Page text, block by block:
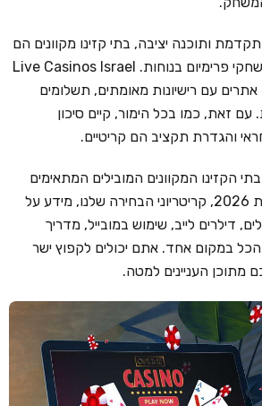
ותוכנה יציבה, בתי קזינו מקוונים הם
דרך מצוינת ליהנות ממשחקי פרימיום בנוחות. Live Casinos Israel
עם רישיונות מאומתים, תשלומים
עם זאת, כמו בכל הימור, קיים סיכון
והגדרת תקציב הם קריטיים.
בעמוד זה ריכזנו את 6 בתי הקזינו המקוונים המובילים המתאימים
לשחקנים ישראלים בשנת 2026, קריטריוני הבחירה שלנו, מידע על
דילרים לייב, שימוש במובייל, מדריך
הכל במקום אחד. אתם יכולים לקפוץ ישר
מתוכן העניינים למטה.